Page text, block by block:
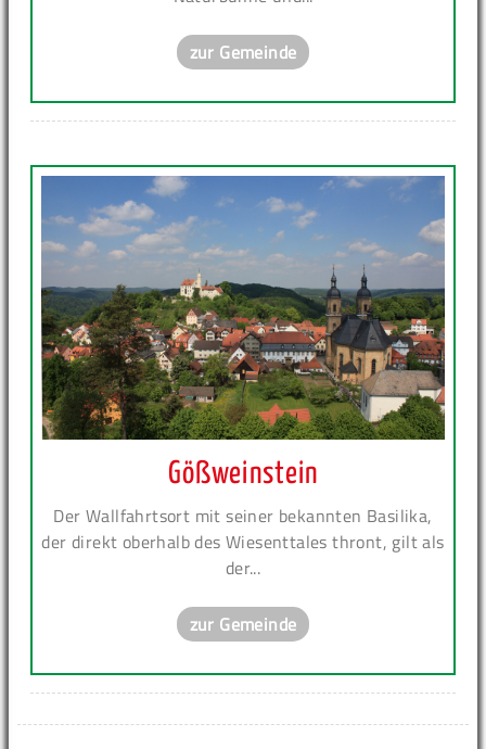
zur Gemeinde
Gößweinstein
Der Wallfahrtsort mit seiner bekannten Basilika,
der direkt oberhalb des Wiesenttales thront, gilt als
der...
zur Gemeinde